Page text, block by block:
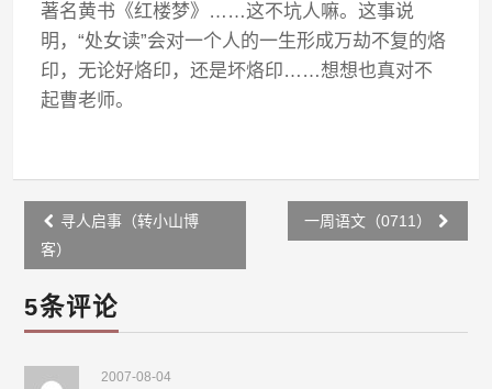
著名黄书《红楼梦》……这不坑人嘛。这事说
明，“处女读”会对一个人的一生形成万劫不复的烙
印，无论好烙印，还是坏烙印……想想也真对不
起曹老师。
Post
navigation
寻人启事（转小山博
客）
一周语文（0711）
5条评论
2007-08-04